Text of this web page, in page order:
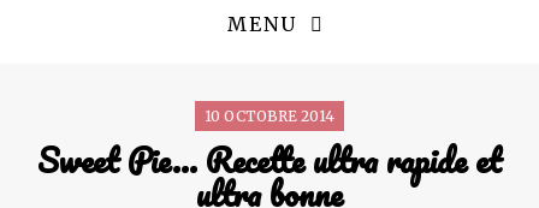
MENU
10 OCTOBRE 2014
Sweet Pie… Recette ultra rapide et
ultra bonne